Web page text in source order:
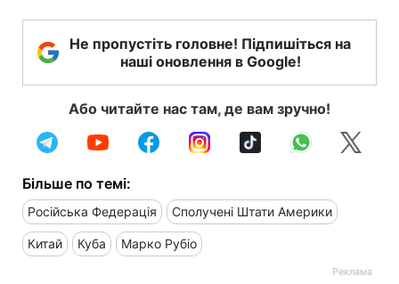
Не пропустіть головне! Підпишіться на
наші оновлення в Google!
Або читайте нас там, де вам зручно!
Більше по темі:
Російська Федерація Сполучені Штати Америки
Китай Куба Марко Рубіо